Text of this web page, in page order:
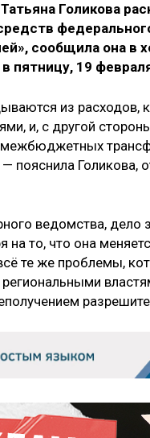
Голикова
сообщила она в
пятницу, 19
из
и, с другой
межбюджетных
пояснила Голикова,
ведомства, дело
на то, что она
те же проблемы,